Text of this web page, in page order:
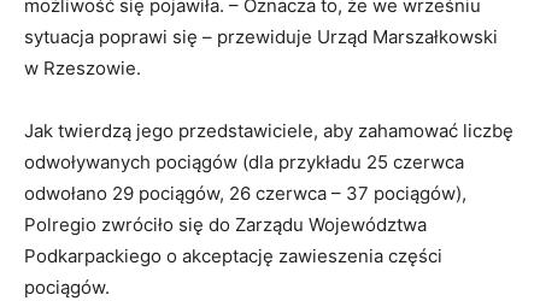
możliwość się pojawiła. – Oznacza to, że we wrześniu
sytuacja poprawi się – przewiduje Urząd Marszałkowski
w Rzeszowie.
Jak twierdzą jego przedstawiciele, aby zahamować liczbę
odwoływanych pociągów (dla przykładu 25 czerwca
odwołano 29 pociągów, 26 czerwca – 37 pociągów),
Polregio zwróciło się do Zarządu Województwa
Podkarpackiego o akceptację zawieszenia części
pociągów.